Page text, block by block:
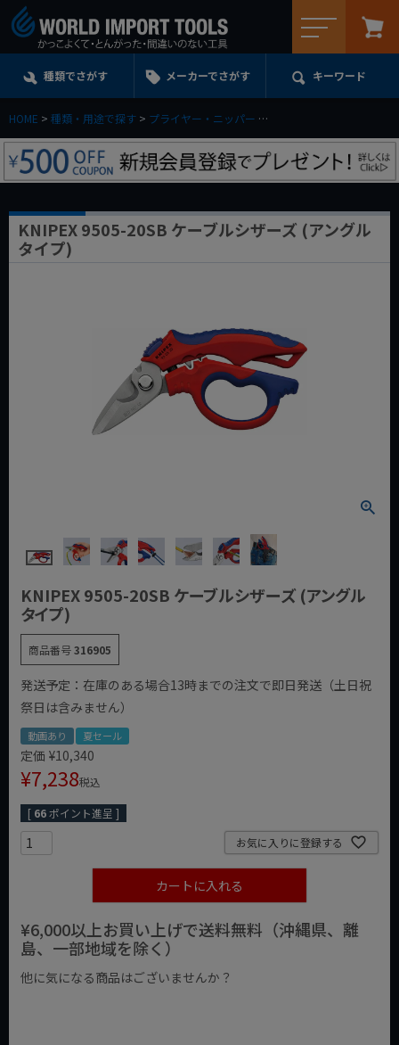
種類でさがす メーカーでさがす キーワード
HOME 種類・用途で探す プライヤー・ニッパー
KNIPEX 9505-20SB ケーブルシザーズ (アングル
タイプ)
KNIPEX 9505-20SB ケーブルシザーズ (アングル
タイプ)
商品番号316905
発送予定：在庫のある場合13時までの注文で即日発送（土日祝
祭日は含みません）
動画あり 夏セール
定価 ¥10,340
¥7,238税込
[ 66ポイント進呈 ]
お気に入りに登録する
カートに入れる
¥6,000以上お買い上げで送料無料（沖縄県、離
島、一部地域を除く）
他に気になる商品はございませんか？